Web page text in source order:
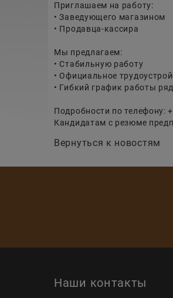
Приглашаем на работу:
• Заведующего магазином
• Продавца-кассира
Мы предлагаем:⠀
• Стабильную работу⠀
• Официальное
• Гибкий график работы
Подробности по телефону:
Кандидатам с резюме
Вернуться к новостям
Наши контакты